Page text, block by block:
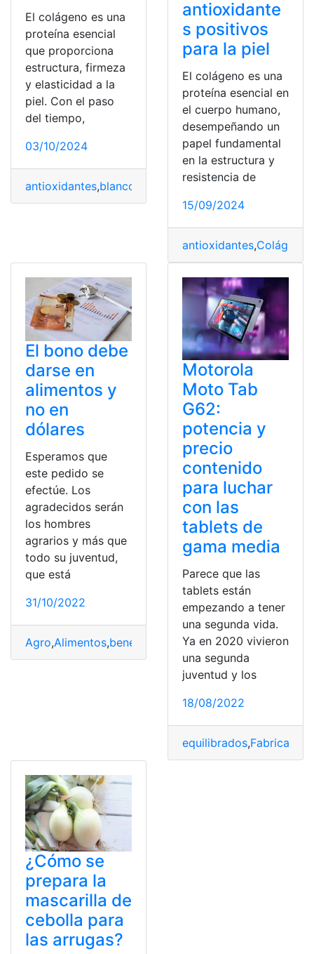
El colágeno es una
proteína esencial
que proporciona
estructura, firmeza
y elasticidad a la
piel. Con el paso
del tiempo,
03/10/2024
antioxidantes,blanco Colágeno,jugo,Juventud
antioxidante
s positivos
para la piel
El colágeno es una
proteína esencial en
el cuerpo humano,
desempeñando un
papel fundamental
en la estructura y
resistencia de
15/09/2024
antioxidantes,Colágeno
El bono debe
darse en
alimentos y
no en
dólares
Esperamos que
este pedido se
efectúe. Los
agradecidos serán
los hombres
agrarios y más que
todo su juventud,
que está
31/10/2022
Agro,Alimentos,beneficiario del bono,Bono,Dinero
Motorola
Moto Tab
G62:
potencia y
precio
contenido
para luchar
con las
tablets de
gama media
Parece que las
tablets están
empezando a tener
una segunda vida.
Ya en 2020 vivieron
una segunda
juventud y los
18/08/2022
equilibrados,Fabricantes
¿Cómo se
prepara la
mascarilla de
cebolla para
las arrugas?